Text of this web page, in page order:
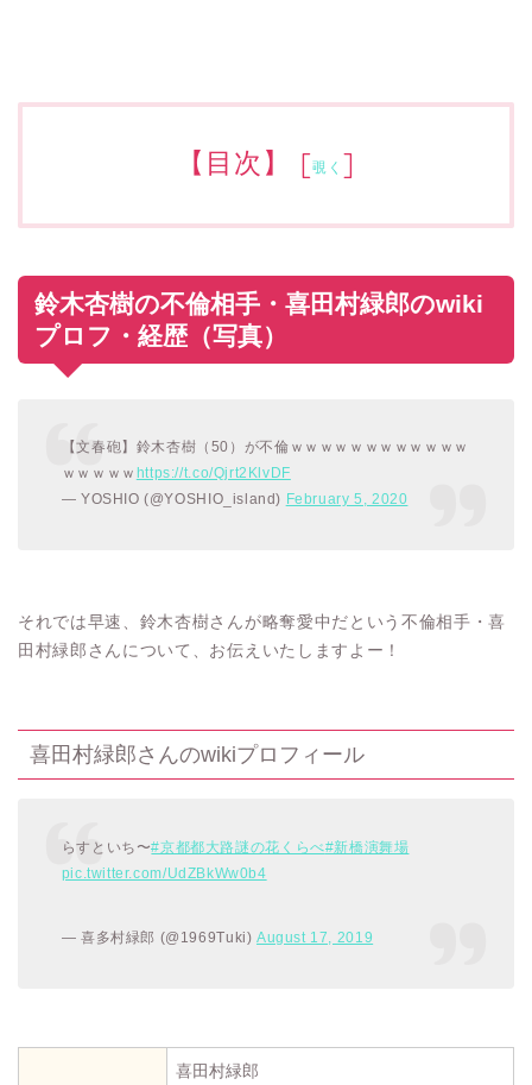
【目次】 [覗く ]
鈴木杏樹の不倫相手・喜田村緑郎のwiki
プロフ・経歴（写真）
【文春砲】鈴木杏樹（50）が不倫ｗｗｗｗｗｗｗｗｗｗｗｗ
ｗｗｗｗｗ https://t.co/Qjrt2KlvDF
— YOSHIO (@YOSHIO_island) February 5, 2020
それでは早速、鈴木杏樹さんが略奪愛中だという不倫相手・喜
田村緑郎さんについて、お伝えいたしますよー！
喜田村緑郎さんのwikiプロフィール
らすといち〜#京都都大路謎の花くらべ#新橋演舞場
pic.twitter.com/UdZBkWw0b4
— 喜多村緑郎 (@1969Tuki) August 17, 2019
喜田村緑郎